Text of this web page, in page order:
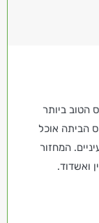
הטוב ביותר
הביתה אוכל
המחזור
ואשדוד.